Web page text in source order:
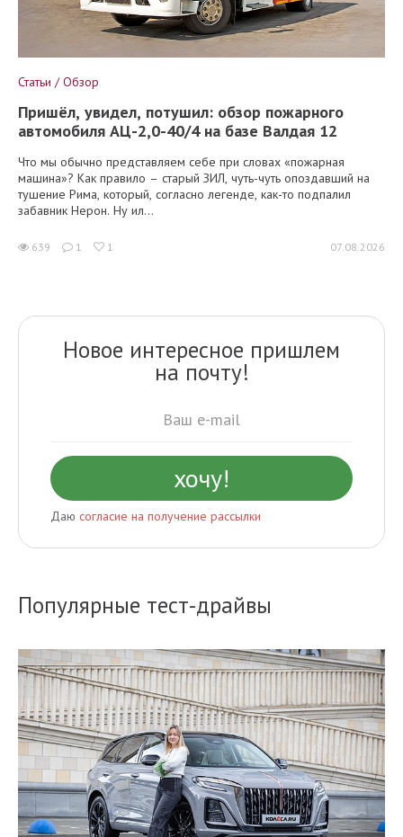
Статьи / Обзор
Пришёл, увидел, потушил: обзор пожарного
автомобиля АЦ-2,0-40/4 на базе Валдая 12
Что мы обычно представляем себе при словах «пожарная
машина»? Как правило – старый ЗИЛ, чуть-чуть опоздавший на
тушение Рима, который, согласно легенде, как-то подпалил
забавник Нерон. Ну ил...
639 1 1 07.08.2026
Новое интересное пришлем
на почту!
Даю согласие на получение рассылки
Популярные тест-драйвы